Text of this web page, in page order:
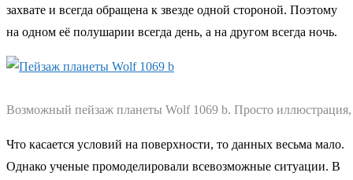
захвате и всегда обращена к звезде одной стороной. Поэтому
на одном её полушарии всегда день, а на другом всегда ночь.
Возможный пейзаж планеты Wolf 1069 b. Просто
Что касается условий на поверхности, то данных весьма мало.
Однако ученые промоделировали всевозможные ситуации. В